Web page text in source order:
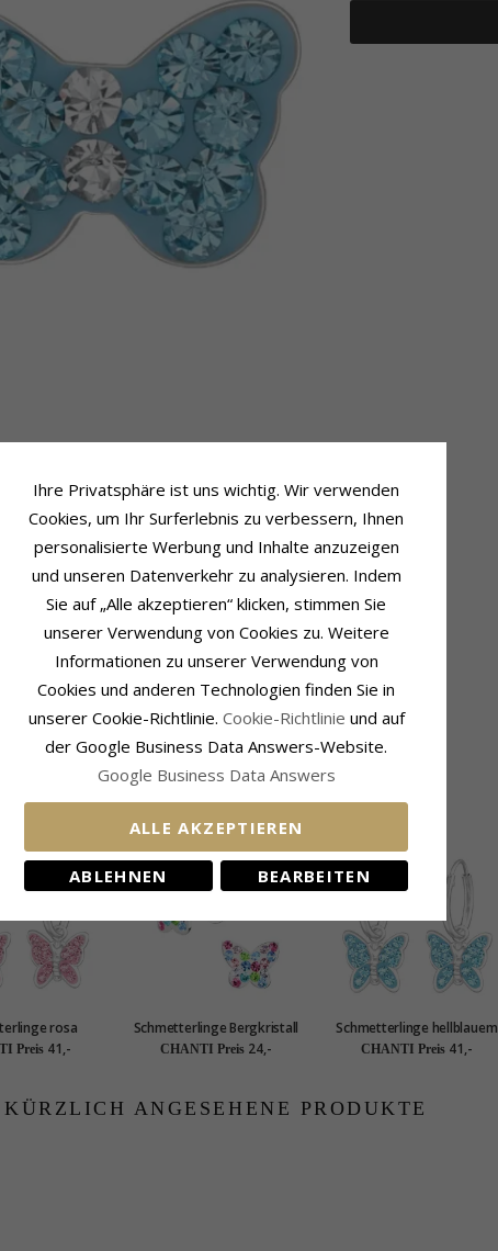
Schmuckstein
Farbe: Blauem
Schmuckstein: Bergkristall
rosa
in Silber -
Preis 41,-
Schmetterlinge Bergkristall
Kinderohrringe in Silber -
CHANTI Preis 24,-
Schmetterlinge hellblauem
Kinderohrringe in Silber -
CHANTI Preis 41,-
KÜRZLICH ANGESEHENE PRODUKTE
Ihre Privatsphäre ist uns wichtig. Wir verwenden
Cookies, um Ihr Surferlebnis zu verbessern, Ihnen
personalisierte Werbung und Inhalte anzuzeigen
und unseren Datenverkehr zu analysieren. Indem
Sie auf „Alle akzeptieren“ klicken, stimmen Sie
unserer Verwendung von Cookies zu. Weitere
Informationen zu unserer Verwendung von
Cookies und anderen Technologien finden Sie in
unserer Cookie-Richtlinie. Cookie-Richtlinie und auf
der Google Business Data Answers-Website.
Google Business Data Answers
ALLE AKZEPTIEREN
ABLEHNEN BEARBEITEN